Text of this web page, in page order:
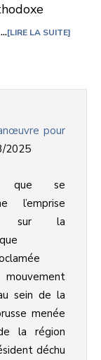
LIRE LA SUITE
pour
2025
que se
l’emprise
sur la
sein de la
menée
la région
déchu